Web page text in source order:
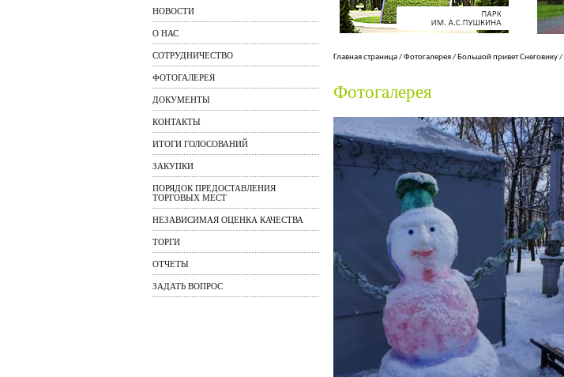
НОВОСТИ
О НАС
СОТРУДНИЧЕСТВО
ФОТОГАЛЕРЕЯ
ДОКУМЕНТЫ
КОНТАКТЫ
ИТОГИ ГОЛОСОВАНИЙ
ЗАКУПКИ
ПОРЯДОК ПРЕДОСТАВЛЕНИЯ
ТОРГОВЫХ МЕСТ
НЕЗАВИСИМАЯ ОЦЕНКА КАЧЕСТВА
ТОРГИ
ОТЧЕТЫ
ЗАДАТЬ ВОПРОС
Главная страница/Фотогалерея/ Большой привет Снеговику/
Фотогалерея